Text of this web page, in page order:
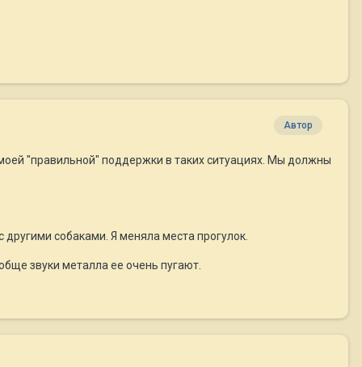
Автор
"правильной" поддержки в таких ситуациях. Мы должны
собаками. Я меняла места прогулок.
звуки металла ее очень пугают.